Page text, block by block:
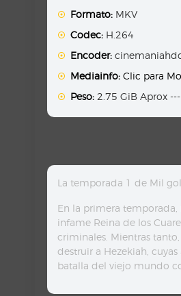
Formato: MKV
Codec: H.264
Encoder:
Mediainfo: Clic para
Peso: 2.75 GiB Aprox
La temporada 1 de Mil
En la primera
infame Reina de los
criminales. Mientras
destruir a Hezekiah,
batalla del viejo mundo